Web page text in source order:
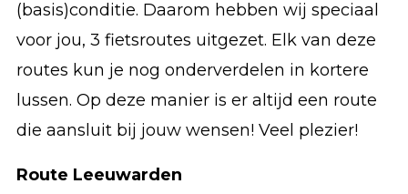
(basis)conditie. Daarom hebben wij speciaal
voor jou, 3 fietsroutes uitgezet. Elk van deze
routes kun je nog onderverdelen in kortere
lussen. Op deze manier is er altijd een route
die aansluit bij jouw wensen! Veel plezier!
Route Leeuwarden